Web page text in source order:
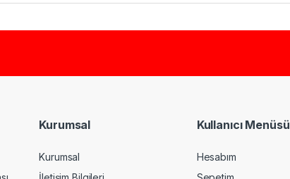
Kurumsal
Kurumsal
Kullanıcı Menüsü
Hesabım